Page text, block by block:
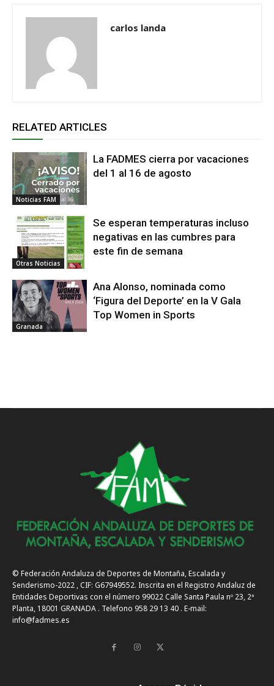
carlos landa
RELATED ARTICLES
Noticias FAM
La FADMES cierra por vacaciones
del 1 al 16 de agosto
Otras Noticias
Se esperan temperaturas incluso
negativas en las cumbres para
este fin de semana
Granada
Ana Alonso, nominada como
‘Figura del Deporte’ en la V Gala
Top Women in Sports
© Federación Andaluza de Deportes de Montaña, Escalada y
Senderismo-2022 , CIF: G67949552. Inscrita en el Registro Andaluz de
Entidades Deportivas con el número 99022 Calle Santa Paula nº 23, 2ª
Planta, 18001 GRANADA . Telefono 958 29 13 40 . E-mail:
info@fadmes.es